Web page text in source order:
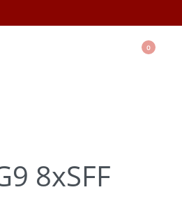
0
8xSFF